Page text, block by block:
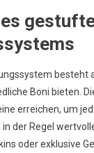
besteht
Boni bieten.
erreichen, um
der Regel
oder exklusive